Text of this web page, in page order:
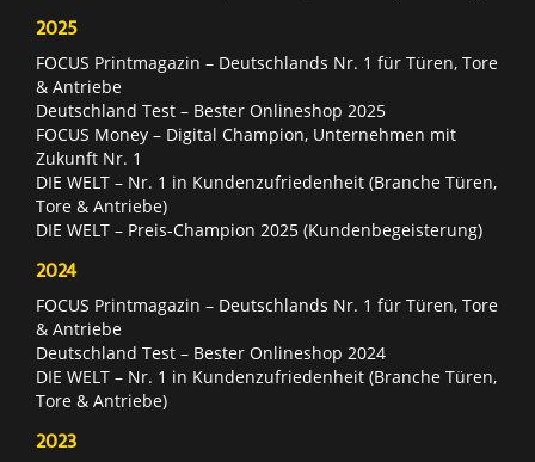
2025
FOCUS Printmagazin – Deutschlands Nr. 1 für Türen, Tore
& Antriebe
Deutschland Test – Bester Onlineshop 2025
FOCUS Money – Digital Champion, Unternehmen mit
Zukunft Nr. 1
DIE WELT – Nr. 1 in Kundenzufriedenheit (Branche Türen,
Tore & Antriebe)
DIE WELT – Preis-Champion 2025 (Kundenbegeisterung)
2024
FOCUS Printmagazin – Deutschlands Nr. 1 für Türen, Tore
& Antriebe
Deutschland Test – Bester Onlineshop 2024
DIE WELT – Nr. 1 in Kundenzufriedenheit (Branche Türen,
Tore & Antriebe)
2023